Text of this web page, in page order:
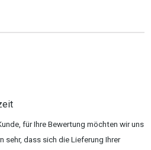
für Ihre Bewertung möchten wir uns
sehr, dass sich die Lieferung Ihrer